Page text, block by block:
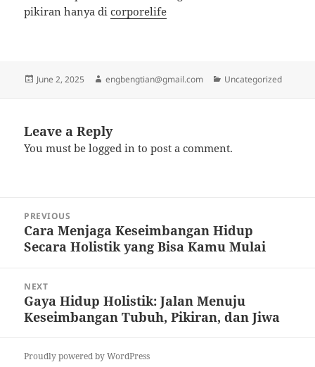
pikiran hanya dicorporelife
Posted
June 2, 2025 Author
engbengtian@gmail.com Categories
Uncategorized
Leave a Reply
You must belogged in to post a comment.
navigation
PREVIOUS
Previous
post:
Cara Menjaga Keseimbangan Hidup
Secara Holistik yang Bisa Kamu Mulai
NEXT
Next
post:
Gaya Hidup Holistik: Jalan Menuju
Keseimbangan Tubuh, Pikiran, dan Jiwa
Proudly powered by WordPress